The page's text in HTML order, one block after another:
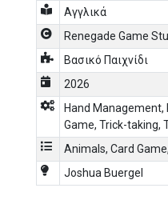
Αγγλικά
Renegade Game
Βασικό Παιχνίδι
2026
Hand Management,
Game, Trick-taking,
Animals, Card Game,
Joshua Buergel